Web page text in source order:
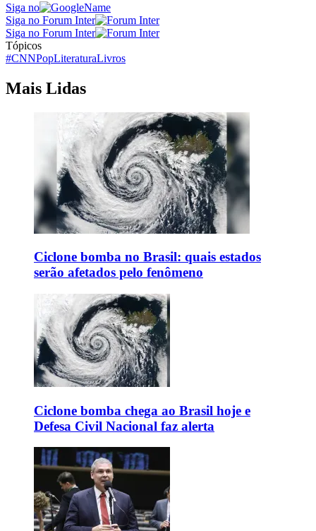
Siga no
Siga no Forum Inter
Siga no Forum Inter
Tópicos
#CNNPopLiteraturaLivros
Mais Lidas
Ciclone bomba no Brasil: quais estados
serão afetados pelo fenômeno
Ciclone bomba chega ao Brasil hoje e
Defesa Civil Nacional faz alerta